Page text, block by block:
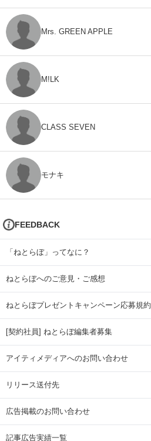
Mrs. GREEN APPLE
M!LK
CLASS SEVEN
モナキ
FEEDBACK
「ねとらぼ」ってなに？
ねとらぼへのご意見・ご感想
ねとらぼプレゼントキャンペーン応募規約
[契約社員] ねとらぼ編集者募集
アイティメディアへのお問い合わせ
リリース送付先
広告掲載のお問い合わせ
記事広告実績一覧